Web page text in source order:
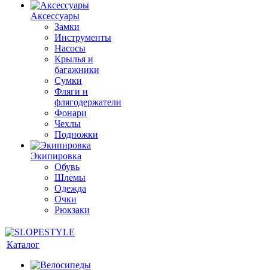
Аксессуары
Замки
Инструменты
Насосы
Крылья и
багажники
Сумки
Фляги и
флягодержатели
Фонари
Чехлы
Подножки
Экипировка
Обувь
Шлемы
Одежда
Очки
Рюкзаки
Каталог